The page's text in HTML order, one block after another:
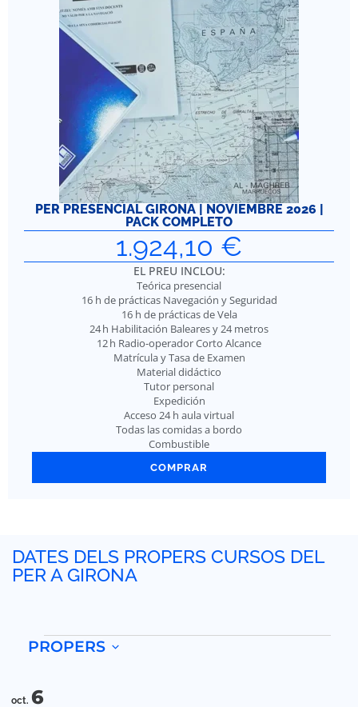
PER PRESENCIAL GIRONA | NOVIEMBRE 2026 |
PACK COMPLETO
1.924,10 €
EL PREU INCLOU:
Teórica presencial
16 h de prácticas Navegación y Seguridad
16 h de prácticas de Vela
24 h Habilitación Baleares y 24 metros
12 h Radio-operador Corto Alcance
Matrícula y Tasa de Examen
Material didáctico
Tutor personal
Expedición
Acceso 24 h aula virtual
Todas las comidas a bordo
Combustible
COMPRAR
DATES DELS PROPERS CURSOS DEL
PER A GIRONA
PROPERS
List
oct. 6